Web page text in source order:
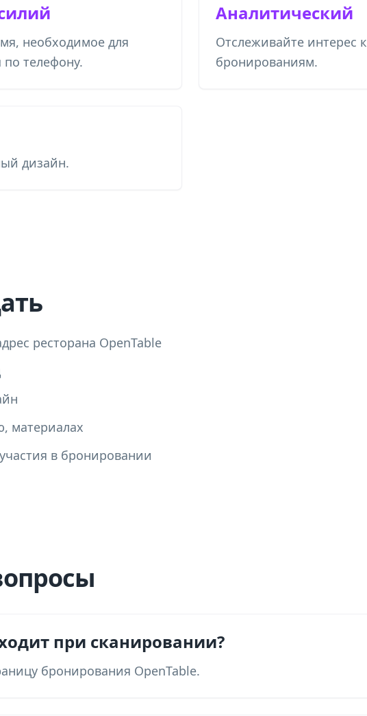
необходимое для
телефону.
Аналитический
Отслеживайте интерес к
бронированиям.
дизайн.
ресторана OpenTable
материалах
в бронировании
при сканировании?
бронирования OpenTable.